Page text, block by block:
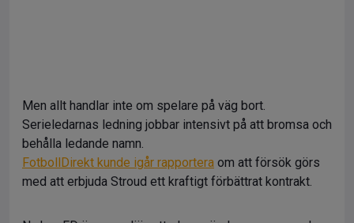
Men allt handlar inte om spelare på väg bort.
Serieledarnas ledning jobbar intensivt på att bromsa och
behålla ledande namn.
FotbollDirekt kunde igår rapportera om att försök görs
med att erbjuda Stroud ett kraftigt förbättrat kontrakt.